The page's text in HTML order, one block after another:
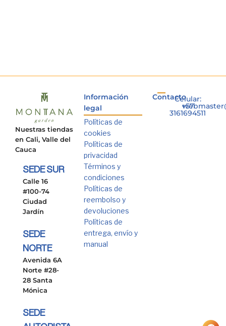
Nuestras tiendas
en Cali, Valle del
Cauca
SEDE SUR
Calle 16
#100-74
Ciudad
Jardín
SEDE
NORTE
Avenida 6A
Norte #28-
28 Santa
Mónica
SEDE
Información
legal
Políticas de
cookies
Políticas de
privacidad
Términos y
condiciones
Políticas de
reembolso y
devoluciones
Políticas de
entrega, envío y
manual
ContactoCelular:
+57
3161694511